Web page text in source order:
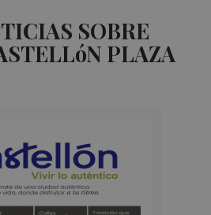
SOBRE
PLAZA